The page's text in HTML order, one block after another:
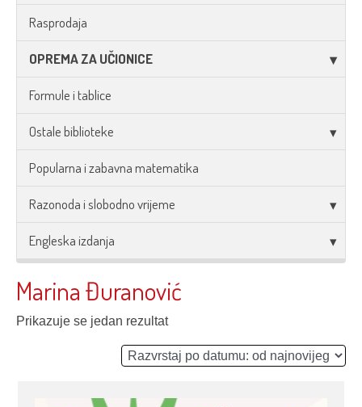
Rasprodaja
OPREMA ZA UČIONICE
Formule i tablice
Ostale biblioteke
Popularna i zabavna matematika
Razonoda i slobodno vrijeme
Engleska izdanja
Marina Đuranović
Prikazuje se jedan rezultat